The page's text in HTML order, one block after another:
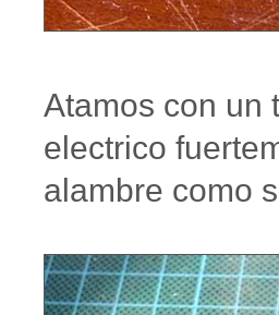
Atamos con un
electrico
alambre como